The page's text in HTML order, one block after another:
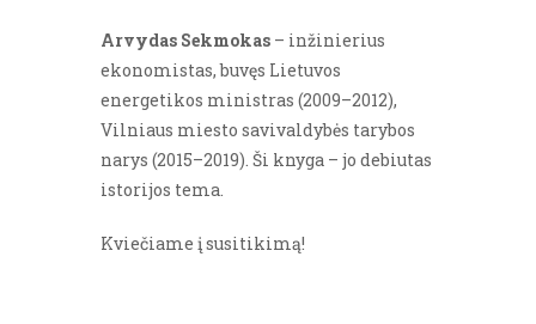
Arvydas Sekmokas – inžinierius
ekonomistas, buvęs Lietuvos
energetikos ministras (2009–2012),
Vilniaus miesto savivaldybės tarybos
narys (2015–2019). Ši knyga – jo debiutas
istorijos tema.
Kviečiame į susitikimą!